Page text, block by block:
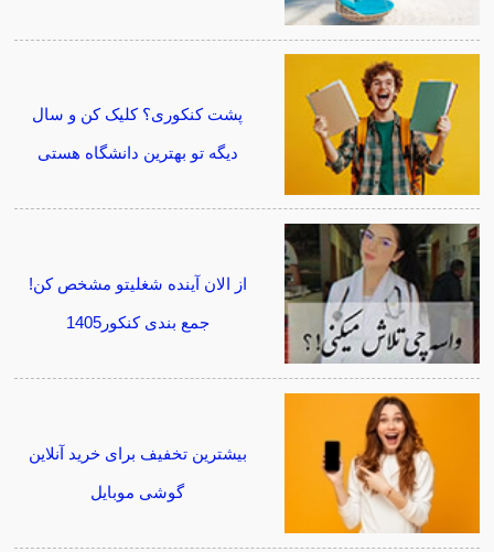
پشت کنکوری؟ کلیک کن و سال
دیگه تو بهترین دانشگاه هستی
از الان آینده شغلیتو مشخص کن!
جمع بندی کنکور1405
بیشترین تخفیف برای خرید آنلاین
گوشی موبایل